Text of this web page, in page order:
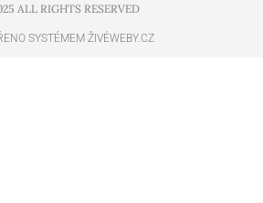
ALL RIGHTS RESERVED​
SYSTÉMEM ŽIVÉWEBY.CZ